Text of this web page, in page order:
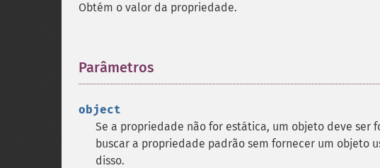
Obtém o valor da propriedade.
Parâmetros
object
Se a propriedade não for estática, um objeto deve ser
buscar a propriedade padrão sem fornecer um objeto
disso.